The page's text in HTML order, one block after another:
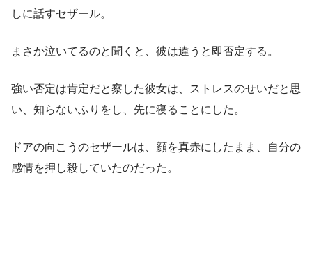
しに話すセザール。
まさか泣いてるのと聞くと、彼は違うと即否定する。
強い否定は肯定だと察した彼女は、ストレスのせいだと思
い、知らないふりをし、先に寝ることにした。
ドアの向こうのセザールは、顔を真赤にしたまま、自分の
感情を押し殺していたのだった。